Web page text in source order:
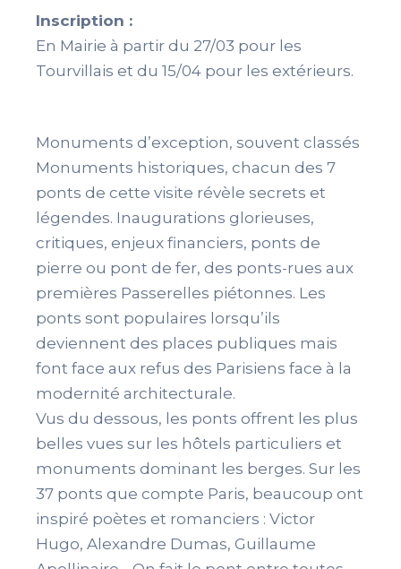
Inscription :
En Mairie à partir du 27/03 pour les
Tourvillais et du 15/04 pour les extérieurs.
Monuments d’exception, souvent classés
Monuments historiques, chacun des 7
ponts de cette visite révèle secrets et
légendes. Inaugurations glorieuses,
critiques, enjeux financiers, ponts de
pierre ou pont de fer, des ponts-rues aux
premières Passerelles piétonnes. Les
ponts sont populaires lorsqu’ils
deviennent des places publiques mais
font face aux refus des Parisiens face à la
modernité architecturale.
Vus du dessous, les ponts offrent les plus
belles vues sur les hôtels particuliers et
monuments dominant les berges. Sur les
37 ponts que compte Paris, beaucoup ont
inspiré poètes et romanciers : Victor
Hugo, Alexandre Dumas, Guillaume